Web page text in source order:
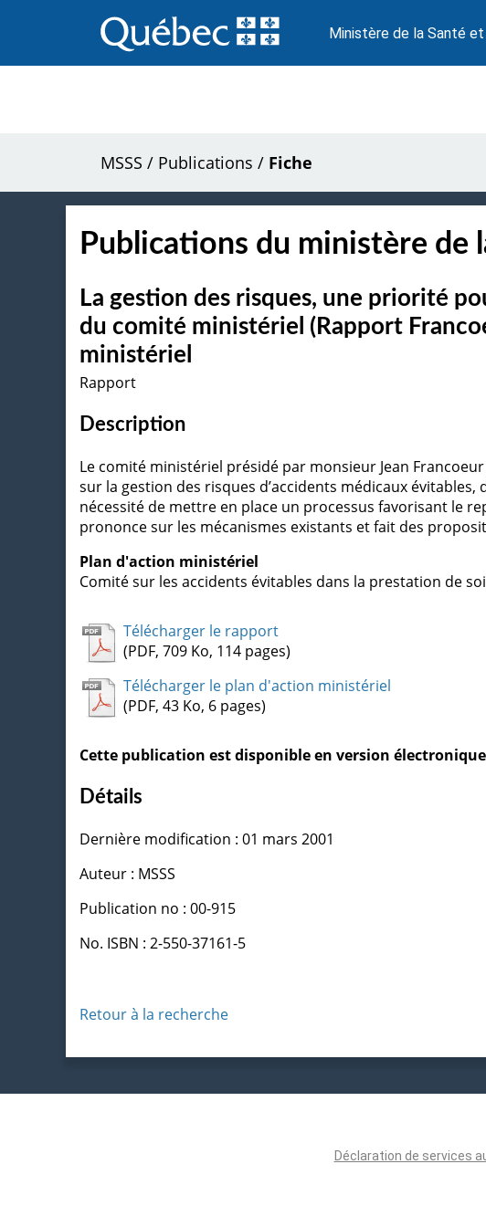
au
contenu
Ministère de la Santé
MSSS / Publications / Fiche
Publications du ministère de
La gestion des risques, une priorité
du comité ministériel (Rapport
ministériel
Rapport
Description
Le comité ministériel présidé par monsieur Jean
sur la gestion des risques d’accidents médicaux
nécessité de mettre en place un processus favorisant le
prononce sur les mécanismes existants et fait des
Plan d'action ministériel
Comité sur les accidents évitables dans la prestation de
Télécharger le rapport
(PDF, 709 Ko, 114 pages)
Télécharger le plan d'action ministériel
(PDF, 43 Ko, 6 pages)
Cette publication est disponible en version
Détails
Dernière modification : 01 mars 2001
Auteur : MSSS
Publication no : 00-915
No. ISBN : 2-550-37161-5
Retour à la recherche
Déclaration de services